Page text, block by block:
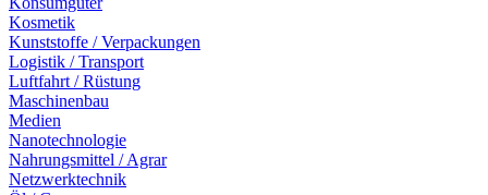
Kosmetik
Kunststoffe / Verpackungen
Logistik / Transport
Luftfahrt / Rüstung
Maschinenbau
Medien
Nanotechnologie
Nahrungsmittel / Agrar
Netzwerktechnik